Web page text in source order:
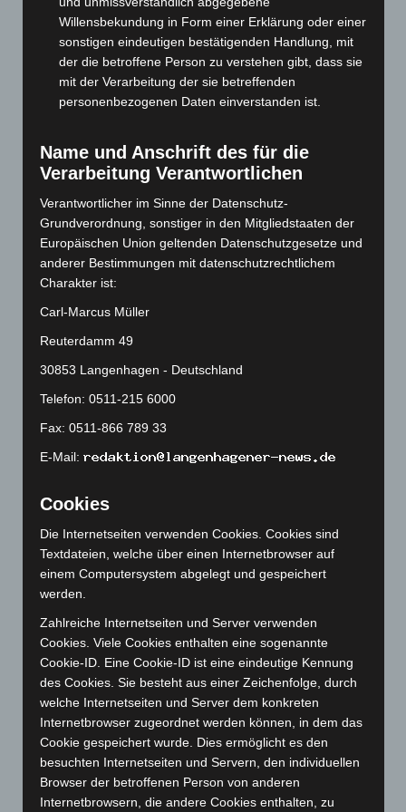
September 2024(112)
August 2024(107)
Juli 2024 (89)
Juni 2024(107)
April 2024 (102)
März 2024(103)
Februar 2024(103)
Januar 2024(111)
Dezember 2023(130)
November 2023
Oktober 2023 (114)
September 2023(133)
August 2023(134)
Juli 2023(118)
Juni 2023(142)
Mai 2023(139)
März 2023(174)
Februar 2023(154)
Januar 2023(140)
Dezember 2022
(130)
November 2022
Oktober 2022(166)
September 2022(205)
August 2022
(166)
Juli 2022(133)
Juni 2022(167)
Mai 2022(177)
April 2022(198)
Willensbekundung in Form einer Erklärung oder einer
sonstigen eindeutigen bestätigenden Handlung, mit
der die betroffene Person zu verstehen gibt, dass sie
mit der Verarbeitung der sie betreffenden
personenbezogenen Daten einverstanden ist.
Name und Anschrift des für die
Verarbeitung Verantwortlichen
Verantwortlicher im Sinne der Datenschutz-
Grundverordnung, sonstiger in den Mitgliedstaaten der
Europäischen Union geltenden Datenschutzgesetze und
anderer Bestimmungen mit datenschutzrechtlichem
Charakter ist:
Carl-Marcus Müller
Reuterdamm 49
30853 Langenhagen - Deutschland
Telefon: 0511-215 6000
Fax: 0511-866 789 33
E-Mail:
Cookies
Die Internetseiten verwenden Cookies. Cookies sind
Textdateien, welche über einen Internetbrowser auf
einem Computersystem abgelegt und gespeichert
werden.
Zahlreiche Internetseiten und Server verwenden
Cookies. Viele Cookies enthalten eine sogenannte
Cookie-ID. Eine Cookie-ID ist eine eindeutige Kennung
des Cookies. Sie besteht aus einer Zeichenfolge, durch
welche Internetseiten und Server dem konkreten
Internetbrowser zugeordnet werden können, in dem das
Cookie gespeichert wurde. Dies ermöglicht es den
besuchten Internetseiten und Servern, den individuellen
Browser der betroffenen Person von anderen
Internetbrowsern, die andere Cookies enthalten, zu